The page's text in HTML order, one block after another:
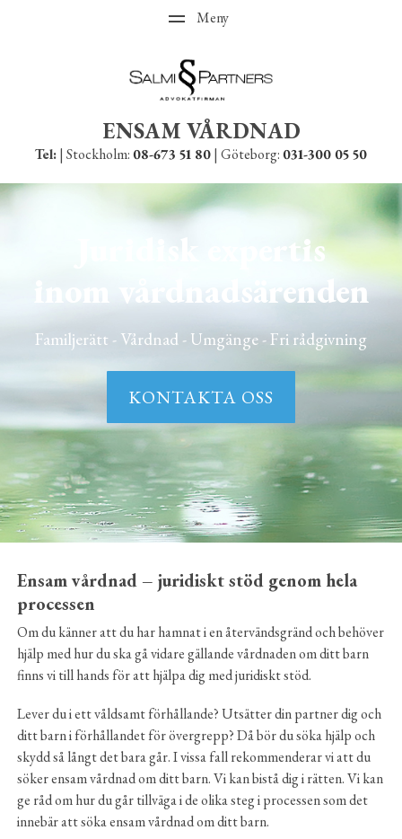
ENSAM VÅRDNAD
Tel:| Stockholm:08-673 51 80| Göteborg:031-300 05 50
Juridisk expertis
inom vårdnadsärenden
Familjerätt - Vårdnad - Umgänge - Fri rådgivning
KONTAKTA OSS
Ensam vårdnad – juridiskt stöd genom hela
processen
Om du känner att du har hamnat i en återvändsgränd och behöver
hjälp med hur du ska gå vidare gällande vårdnaden om ditt barn
finns vi till hands för att hjälpa dig med juridiskt stöd.
Lever du i ett våldsamt förhållande? Utsätter din partner dig och
ditt barn i förhållandet för övergrepp? Då bör du söka hjälp och
skydd så långt det bara går. I vissa fall rekommenderar vi att du
söker ensam vårdnad om ditt barn. Vi kan bistå dig i rätten. Vi kan
ge råd om hur du går tillväga i de olika steg i processen som det
innebär att söka ensam vårdnad om ditt barn.